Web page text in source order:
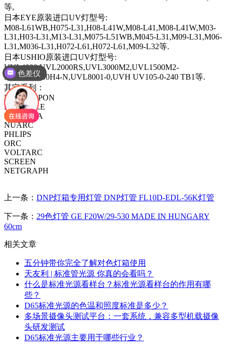
等,
日本EYE原装进口UV灯型号:
M08-L61WB,H075-L31,H08-L41W,M08-L41,M08-L41W,M03-
L31,H03-L31,M13-L31,M075-L51WB,M045-L31,M09-L31,M06-
L31,M036-L31,H072-L61,H072-L61,M09-L32等.
日本USHIO原装进口UV灯型号:
UVL4000,UVL2000RS,UVL3000M2,UVL1500M2-
N1,UVL7000H4-N,UVL8001-0,UVH UV105-0-240 TB1等.
其它系列：
DAINNIPPON
DR.HOELE
HANOVIA
NUARC
PHLIPS
ORC
VOLTARC
SCREEN
NETGRAPH
上一条： DNP灯箱专用灯管 DNP灯管 FL10D-EDL-56K灯管
下一条： 29色灯管 GE F20W/29-530 MADE IN HUNGARY
60cm
相关文章
五分钟带你完全了解对色灯箱使用
天友利 | 标准管光源 你真的会看吗？
什么是标准光源看样台？标准光源看样台的作用有哪
些？
D65标准光源的色温和照度标准是多少？
多场景摄像头测试平台：一套系统，兼容多型机载摄像
头研发测试
D65标准光源主要用于哪些行业？
色差仪